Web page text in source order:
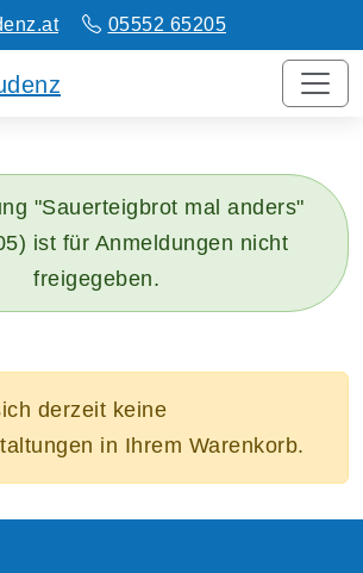
05552 65205
"Sauerteigbrot mal anders"
ist für Anmeldungen nicht
freigegeben.
derzeit keine
in Ihrem Warenkorb.